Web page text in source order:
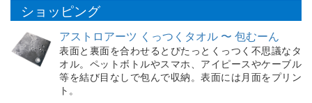
ショッピング
アストロアーツ くっつくタオル 〜 包むーん
表面と裏面を合わせるとぴたっとくっつく不思議なタ
オル。ペットボトルやスマホ、アイピースやケーブル
等を結び目なしで包んで収納。表面には月面をプリン
ト。